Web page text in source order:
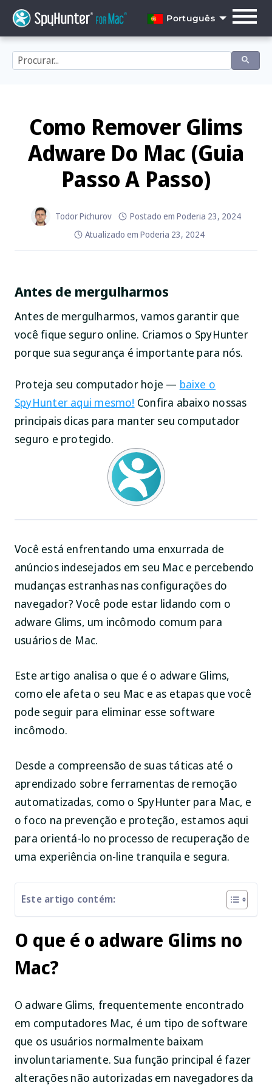
content
Português
English
Français
Italiano
Nederlands
Norsk
Português
Como Remover Glims
Adware Do Mac (Guia
Passo A Passo)
Todor Pichurov Postado em Poderia 23, 2024
Atualizado em Poderia 23, 2024
Antes de mergulharmos
Antes de mergulharmos, vamos garantir que
você fique seguro online. Criamos o SpyHunter
porque sua segurança é importante para nós.
Proteja seu computador hoje — baixe o
SpyHunter aqui mesmo! Confira abaixo nossas
principais dicas para manter seu computador
seguro e protegido.
Você está enfrentando uma enxurrada de
anúncios indesejados em seu Mac e percebendo
mudanças estranhas nas configurações do
navegador? Você pode estar lidando com o
adware Glims, um incômodo comum para
usuários de Mac.
Este artigo analisa o que é o adware Glims,
como ele afeta o seu Mac e as etapas que você
pode seguir para eliminar esse software
incômodo.
Desde a compreensão de suas táticas até o
aprendizado sobre ferramentas de remoção
automatizadas, como o SpyHunter para Mac, e
o foco na prevenção e proteção, estamos aqui
para orientá-lo no processo de recuperação de
uma experiência on-line tranquila e segura.
Este artigo contém:
O que é o adware Glims no
Mac?
O adware Glims, frequentemente encontrado
em computadores Mac, é um tipo de software
que os usuários normalmente baixam
involuntariamente. Sua função principal é fazer
alterações não autorizadas em navegadores da